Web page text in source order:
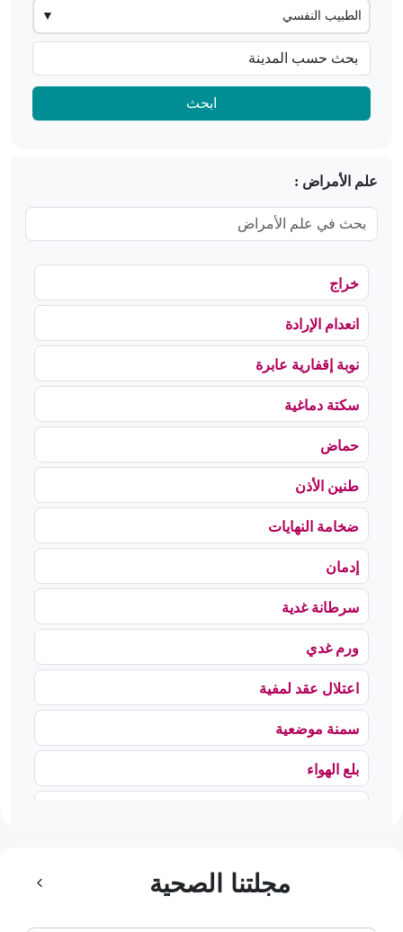
الطبيب النفسي
ابحث
علم الأمراض :
خراج
انعدام الإرادة
نوبة إقفارية عابرة
سكتة دماغية
حماض
طنين الأذن
ضخامة النهايات
إدمان
سرطانة غدية
ورم غدي
اعتلال عقد لمفية
سمنة موضعية
بلع الهواء
مجلتنا الصحية